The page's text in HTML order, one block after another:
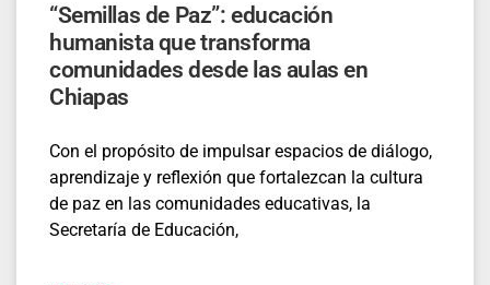
“Semillas de Paz”: educación
humanista que transforma
comunidades desde las aulas en
Chiapas
Con el propósito de impulsar espacios de diálogo,
aprendizaje y reflexión que fortalezcan la cultura
de paz en las comunidades educativas, la
Secretaría de Educación,